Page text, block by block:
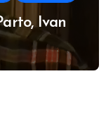
Ivan